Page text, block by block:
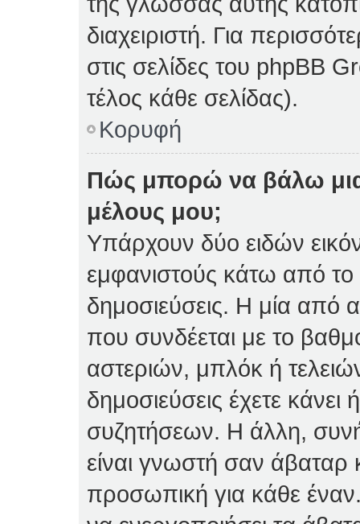
διαχειριστή. Για
στις σελίδες του phpBB
τέλος κάθε σελίδας).
Κορυφή
Πώς μπορώ να βάλω
μέλους μου;
Υπάρχουν δύο ειδών
εμφανιστούς κάτω από
δημοσιεύσεις. Η μία από
που συνδέεται με το
αστεριών, μπλόκ ή
δημοσιεύσεις έχετε
συζητήσεων. Η άλλη,
είναι γνωστή σαν άβαταρ
προσωπική για κάθε έναν.